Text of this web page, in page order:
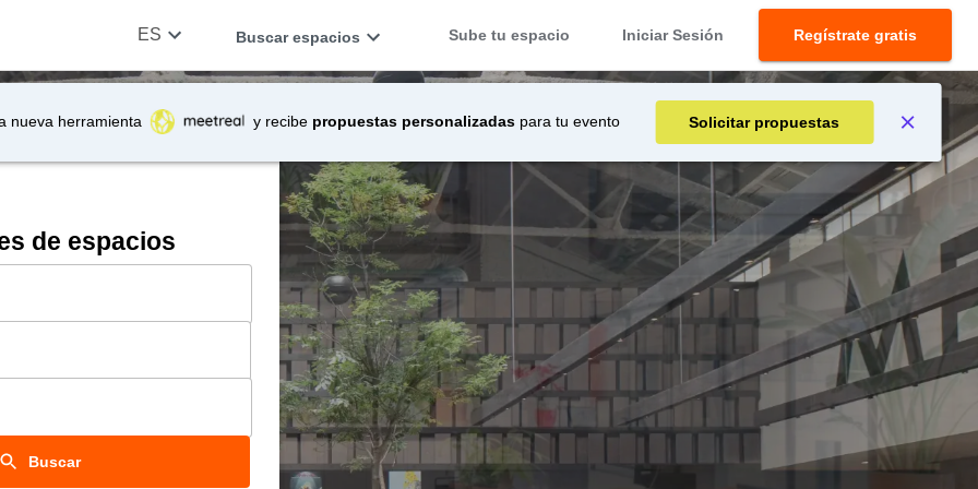
nueva herramienta y recibe propuestas personalizadaspara tu evento Solicitar propuestas
ES Buscar espacios Sube tu espacio Iniciar Sesión Regístrate gratis
de espacios
Buscar